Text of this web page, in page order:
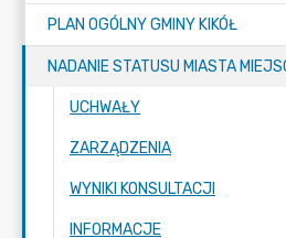
PLAN OGÓLNY GMINY KIKÓŁ
UCHWAŁY
ZARZĄDZENIA
WYNIKI KONSULTACJI
INFORMACJE